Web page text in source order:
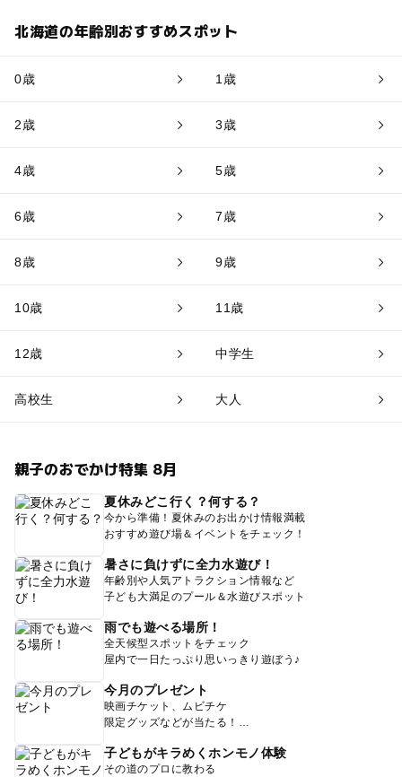
北海道の年齢別おすすめスポット
0歳 1歳
2歳 3歳
4歳 5歳
6歳 7歳
8歳 9歳
10歳 11歳
12歳 中学生
高校生 大人
親子のおでかけ特集 8月
夏休みどこ行く？何する？
今から準備！夏休みのお出かけ情報満載
おすすめ遊び場＆イベントをチェック！
暑さに負けずに全力水遊び！
年齢別や人気アトラクション情報など
子ども大満足のプール＆水遊びスポット
雨でも遊べる場所！
全天候型スポットをチェック
屋内で一日たっぷり思いっきり遊ぼう♪
今月のプレゼント
映画チケット、ムビチケ
限定グッズなどが当たる！
子どもがキラめくホンモノ体験
その道のプロに教わる